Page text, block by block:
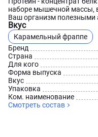
наборе мышечной массы,
Ваш организм полезными
Вкус
Карамельный фраппе
Бренд
Страна
Для кого
Форма выпуска
Вкус
Упаковка
Ком. наименование
Смотреть состав